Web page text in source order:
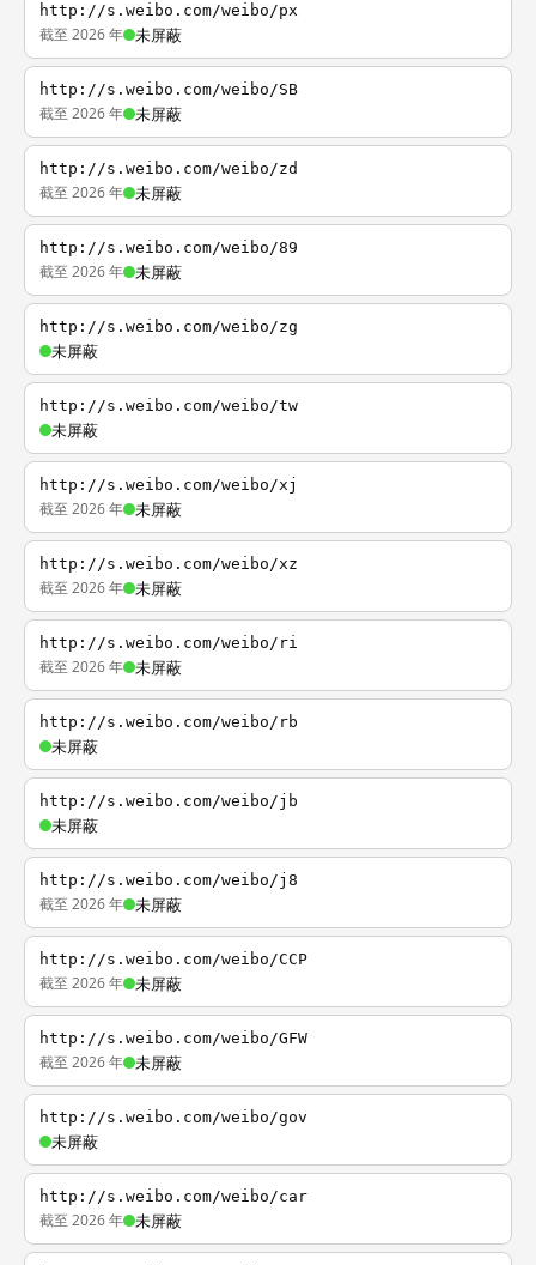
http://s.weibo.com/weibo/px
截至 2026 年 未屏蔽
http://s.weibo.com/weibo/SB
截至 2026 年 未屏蔽
http://s.weibo.com/weibo/zd
截至 2026 年 未屏蔽
http://s.weibo.com/weibo/89
截至 2026 年 未屏蔽
http://s.weibo.com/weibo/zg
未屏蔽
http://s.weibo.com/weibo/tw
未屏蔽
http://s.weibo.com/weibo/xj
截至 2026 年 未屏蔽
http://s.weibo.com/weibo/xz
截至 2026 年 未屏蔽
http://s.weibo.com/weibo/ri
截至 2026 年 未屏蔽
http://s.weibo.com/weibo/rb
未屏蔽
http://s.weibo.com/weibo/jb
未屏蔽
http://s.weibo.com/weibo/j8
截至 2026 年 未屏蔽
http://s.weibo.com/weibo/CCP
截至 2026 年 未屏蔽
http://s.weibo.com/weibo/GFW
截至 2026 年 未屏蔽
http://s.weibo.com/weibo/gov
未屏蔽
http://s.weibo.com/weibo/car
截至 2026 年 未屏蔽